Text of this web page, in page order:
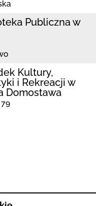
Publiczna w
Kultury,
i Rekreacji w
Domostawa